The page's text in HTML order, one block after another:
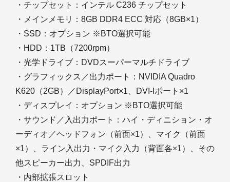
・チップセット：インテル C236 チップセット
・メインメモリ：8GB DDR4 ECC 対応（8GB×1）
・SSD：オプション ※BTO選択可能
・HDD：1TB（7200rpm）
・光学ドライブ：DVDスーパーマルチドライブ
・グラフィックス／出力ポート：NVIDIA Quadro
K620（2GB）／DisplayPort×1、DVI-Iポート×1
・ディスプレイ：オプション ※BTO選択可能
・サウンド／入出力ポート：ハイ・ディニション・オ
ーディオ／ヘッドフォン（前面×1）、マイク（前面
×1）、ライン入出力・マイク入力（背面各×1）、その
他スピーカー出力、SPDIF出力
・内部拡張スロット